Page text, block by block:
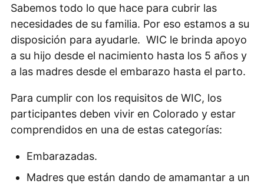
Sabemos todo lo que hace para cubrir las
necesidades de su familia. Por eso estamos a su
disposición para ayudarle. WIC le brinda apoyo
a su hijo desde el nacimiento hasta los 5 años y
a las madres desde el embarazo hasta el parto.
Para cumplir con los requisitos de WIC, los
participantes deben vivir en Colorado y estar
comprendidos en una de estas categorías:
Embarazadas.
Madres que están dando de amamantar a un